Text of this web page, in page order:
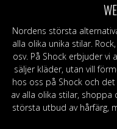
Nordens största
alla olika unika stilar.
osv. På Shock erbjuder
säljer kläder, utan vill
hos oss på Shock och
av alla olika stilar, shoppa
största utbud av hårfärg,